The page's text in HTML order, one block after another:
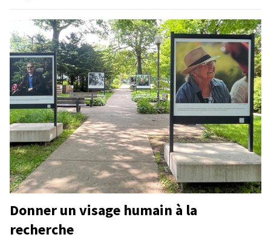
Donner un visage humain à la
recherche